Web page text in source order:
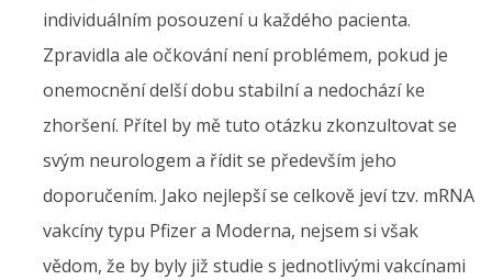
individuálním posouzení u každého pacienta.
Zpravidla ale očkování není problémem, pokud je
onemocnění delší dobu stabilní a nedochází ke
zhoršení. Přítel by mě tuto otázku zkonzultovat se
svým neurologem a řídit se především jeho
doporučením. Jako nejlepší se celkově jeví tzv. mRNA
vakcíny typu Pfizer a Moderna, nejsem si však
vědom, že by byly již studie s jednotlivými vakcínami